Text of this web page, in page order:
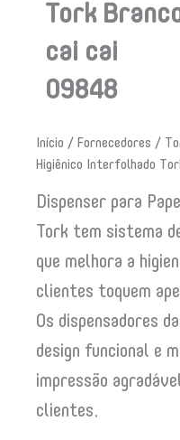
Tork
cai cai
09848
Início / Fornecedores /
Higiênico Interfolhado
Dispenser para
Tork tem sistema
que melhora a
clientes toquem
Os dispensadores
design funcional e
impressão
clientes.